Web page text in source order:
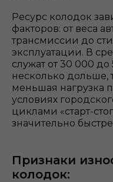
Ресурс колодок
факторов: от веса
трансмиссии до
эксплуатации. В
служат от 30 000
несколько дольше,
меньшая нагрузка
условиях
циклами «старт-
значительно
Признаки
колодок: